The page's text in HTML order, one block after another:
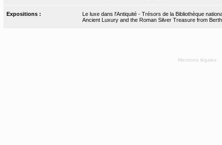
Expositions :
Le luxe dans l'Antiquité - Trésors de la Bibliothèque
Ancient Luxury and the Roman Silver Treasure from
Mentions légales